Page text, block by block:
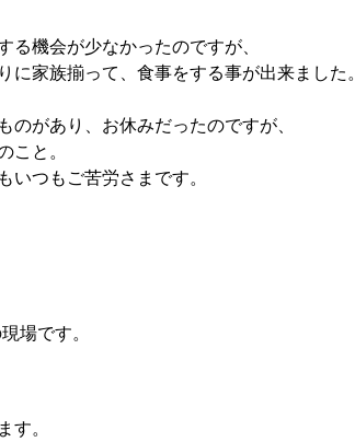
る機会が少なかったのですが、
に家族揃って、食事をする事が出来ました
があり、お休みだったのですが、
こと。
いつもご苦労さまです。
場です。
す。